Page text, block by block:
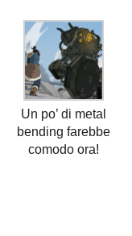
Un po’ di metal
bending farebbe
comodo ora!